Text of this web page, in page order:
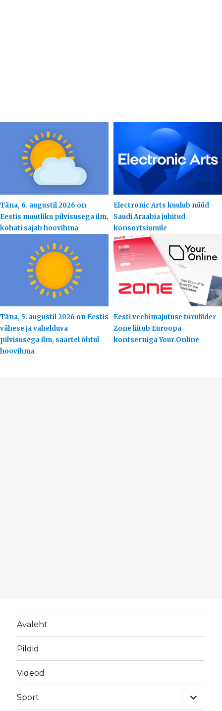
Täna, 6. augustil 2026 on
Eestis muutliku pilvisusega ilm,
kohati sajab hoovihma
Electronic Arts kuulub nüüd
Saudi Araabia juhitud
konsortsiumile
Täna, 5. augustil 2026 on Eestis
vähese ja vahelduva
pilvisusega ilm, saartel õhtul
hoovihma
Eesti veebimajutuse turuliider
Zone liitub Euroopa
kontserniga Your.Online
Avaleht
Pildid
Videod
Sport
laienda